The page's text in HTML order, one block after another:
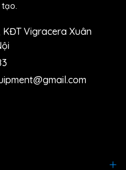
KĐT Vigracera Xuân